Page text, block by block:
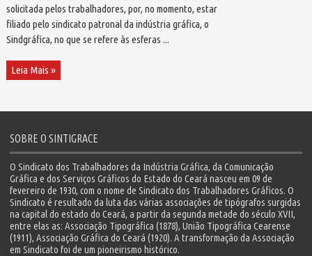
solicitada pelos trabalhadores, por, no momento, estar
filiado pelo sindicato patronal da indústria gráfica, o
Sindgráfica, no que se refere às esferas ...
Leia Mais »
SOBRE O SINTIGRACE
O Sindicato dos Trabalhadores da Indústria Gráfica, da Comunicação
Gráfica e dos Serviços Gráficos do Estado do Ceará nasceu em 09 de
fevereiro de 1930, com o nome de Sindicato dos Trabalhadores Gráficos. O
Sindicato é resultado da luta das várias associações de tipógrafos surgidas
na capital do estado do Ceará, a partir da segunda metade do século XVII,
entre elas as: Associação Tipográfica (1878), União Tipográfica Cearense
(1911), Associação Gráfica do Ceará (1920). A transformação da Associação
em Sindicato foi de um pioneirismo histórico.